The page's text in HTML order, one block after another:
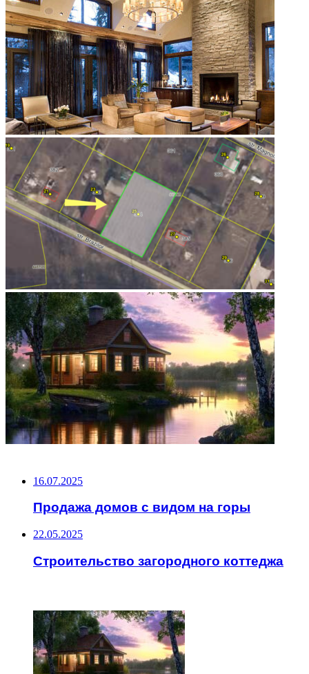
16.07.2025
Продажа домов с видом на горы
22.05.2025
Строительство загородного коттеджа